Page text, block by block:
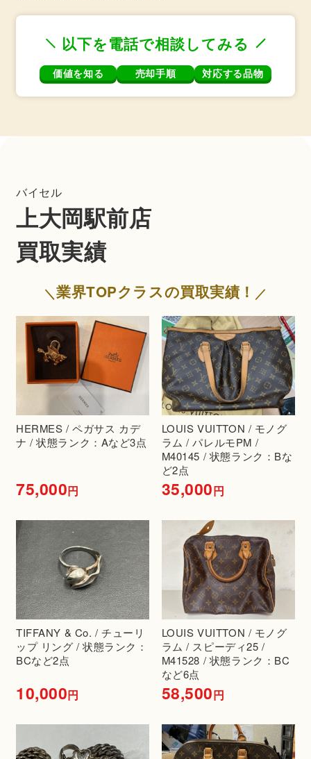
以下を電話で相談してみる
価値を知る 売却手順 対応する品物
バイセル
上大岡駅前店
買取実績
業界TOPクラスの買取実績！
HERMES / ペガサス カデ
ナ / 状態ランク：Aなど3点
75,000円
LOUIS VUITTON / モノグ
ラム / パレルモPM /
M40145 / 状態ランク：Bな
ど2点
35,000円
TIFFANY & Co. / チューリ
ップ リング / 状態ランク：
BCなど2点
10,000円
LOUIS VUITTON / モノグ
ラム / スピーディ25 /
M41528 / 状態ランク：BC
など6点
58,500円